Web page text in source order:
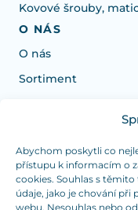
Abychom poskytli co
přístupu k informacím o
cookies. Souhlas s
údaje, jako je chování při
webu. Nesouhlas nebo
Kovové šrouby,
O NÁS
O nás
Sortiment
Potrebujete
Sme tu pre vás
a Piatok od 7:30 -